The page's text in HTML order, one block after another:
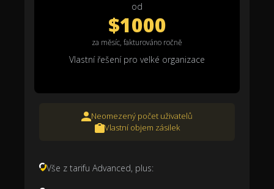
od
$1000
za měsíc, fakturováno ročně
Vlastní řešení pro velké organizace
Neomezený počet uživatelů
Vlastní objem zásilek
Vše z tarifu Advanced, plus: